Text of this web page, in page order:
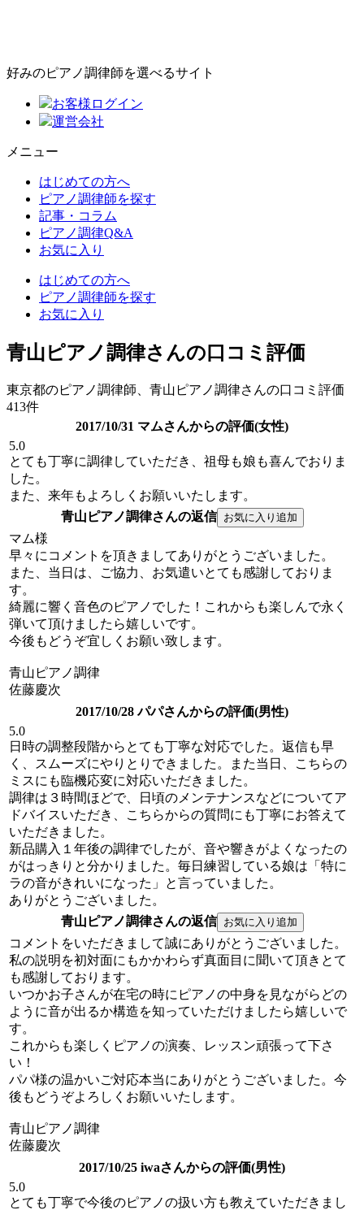
好みのピアノ調律師を選べるサイト
お客様ログイン
運営会社
メニュー
はじめての方へ
ピアノ調律師を探す
記事・コラム
ピアノ調律Q&A
お気に入り
はじめての方へ
ピアノ調律師を探す
お気に入り
青山ピアノ調律さんの口コミ評価
東京都のピアノ調律師、青山ピアノ調律さんの口コミ評価
413件
2017/10/31 マムさんからの評価(女性)
5.0
とても丁寧に調律していただき、祖母も娘も喜んでおりま
した。
また、来年もよろしくお願いいたします。
青山ピアノ調律さんの返信
マム様
早々にコメントを頂きましてありがとうございました。
また、当日は、ご協力、お気遣いとても感謝しておりま
す。
綺麗に響く音色のピアノでした！これからも楽しんで永く
弾いて頂けましたら嬉しいです。
今後もどうぞ宜しくお願い致します。
青山ピアノ調律
佐藤慶次
2017/10/28 パパさんからの評価(男性)
5.0
日時の調整段階からとても丁寧な対応でした。返信も早
く、スムーズにやりとりできました。また当日、こちらの
ミスにも臨機応変に対応いただきました。
調律は３時間ほどで、日頃のメンテナンスなどについてア
ドバイスいただき、こちらからの質問にも丁寧にお答えて
いただきました。
新品購入１年後の調律でしたが、音や響きがよくなったの
がはっきりと分かりました。毎日練習している娘は「特に
ラの音がきれいになった」と言っていました。
ありがとうございました。
青山ピアノ調律さんの返信
コメントをいただきまして誠にありがとうございました。
私の説明を初対面にもかかわらず真面目に聞いて頂きとて
も感謝しております。
いつかお子さんが在宅の時にピアノの中身を見ながらどの
ように音が出るか構造を知っていただけましたら嬉しいで
す。
これからも楽しくピアノの演奏、レッスン頑張って下さ
い！
パパ様の温かいご対応本当にありがとうございました。今
後もどうぞよろしくお願いいたします。
青山ピアノ調律
佐藤慶次
2017/10/25 iwaさんからの評価(男性)
5.0
とても丁寧で今後のピアノの扱い方も教えていただきまし